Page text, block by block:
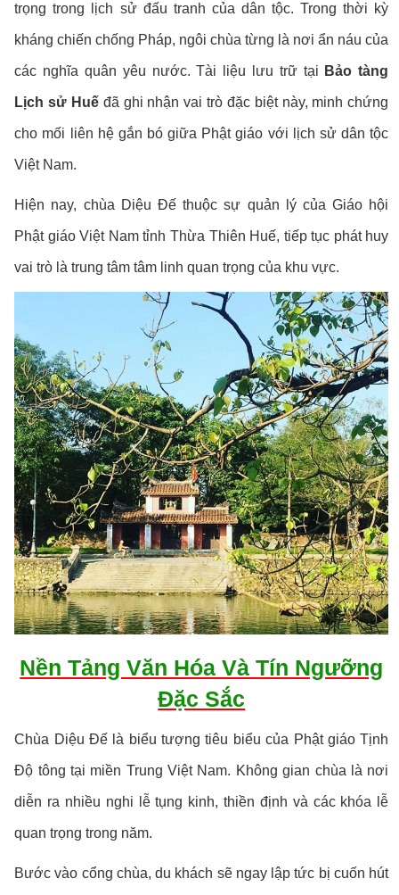
trọng trong lịch sử đấu tranh của dân tộc. Trong thời kỳ
kháng chiến chống Pháp, ngôi chùa từng là nơi ẩn náu của
các nghĩa quân yêu nước. Tài liệu lưu trữ tại Bảo tàng
Lịch sử Huếđã ghi nhận vai trò đặc biệt này, minh chứng
cho mối liên hệ gắn bó giữa Phật giáo với lịch sử dân tộc
Việt Nam.
Hiện nay, chùa Diệu Đế thuộc sự quản lý của Giáo hội
Phật giáo Việt Nam tỉnh Thừa Thiên Huế, tiếp tục phát huy
vai trò là trung tâm tâm linh quan trọng của khu vực.
Nền Tảng Văn Hóa Và Tín Ngưỡng
Đặc Sắc
Chùa Diệu Đế là biểu tượng tiêu biểu của Phật giáo Tịnh
Độ tông tại miền Trung Việt Nam. Không gian chùa là nơi
diễn ra nhiều nghi lễ tụng kinh, thiền định và các khóa lễ
quan trọng trong năm.
Bước vào cổng chùa, du khách sẽ ngay lập tức bị cuốn hút